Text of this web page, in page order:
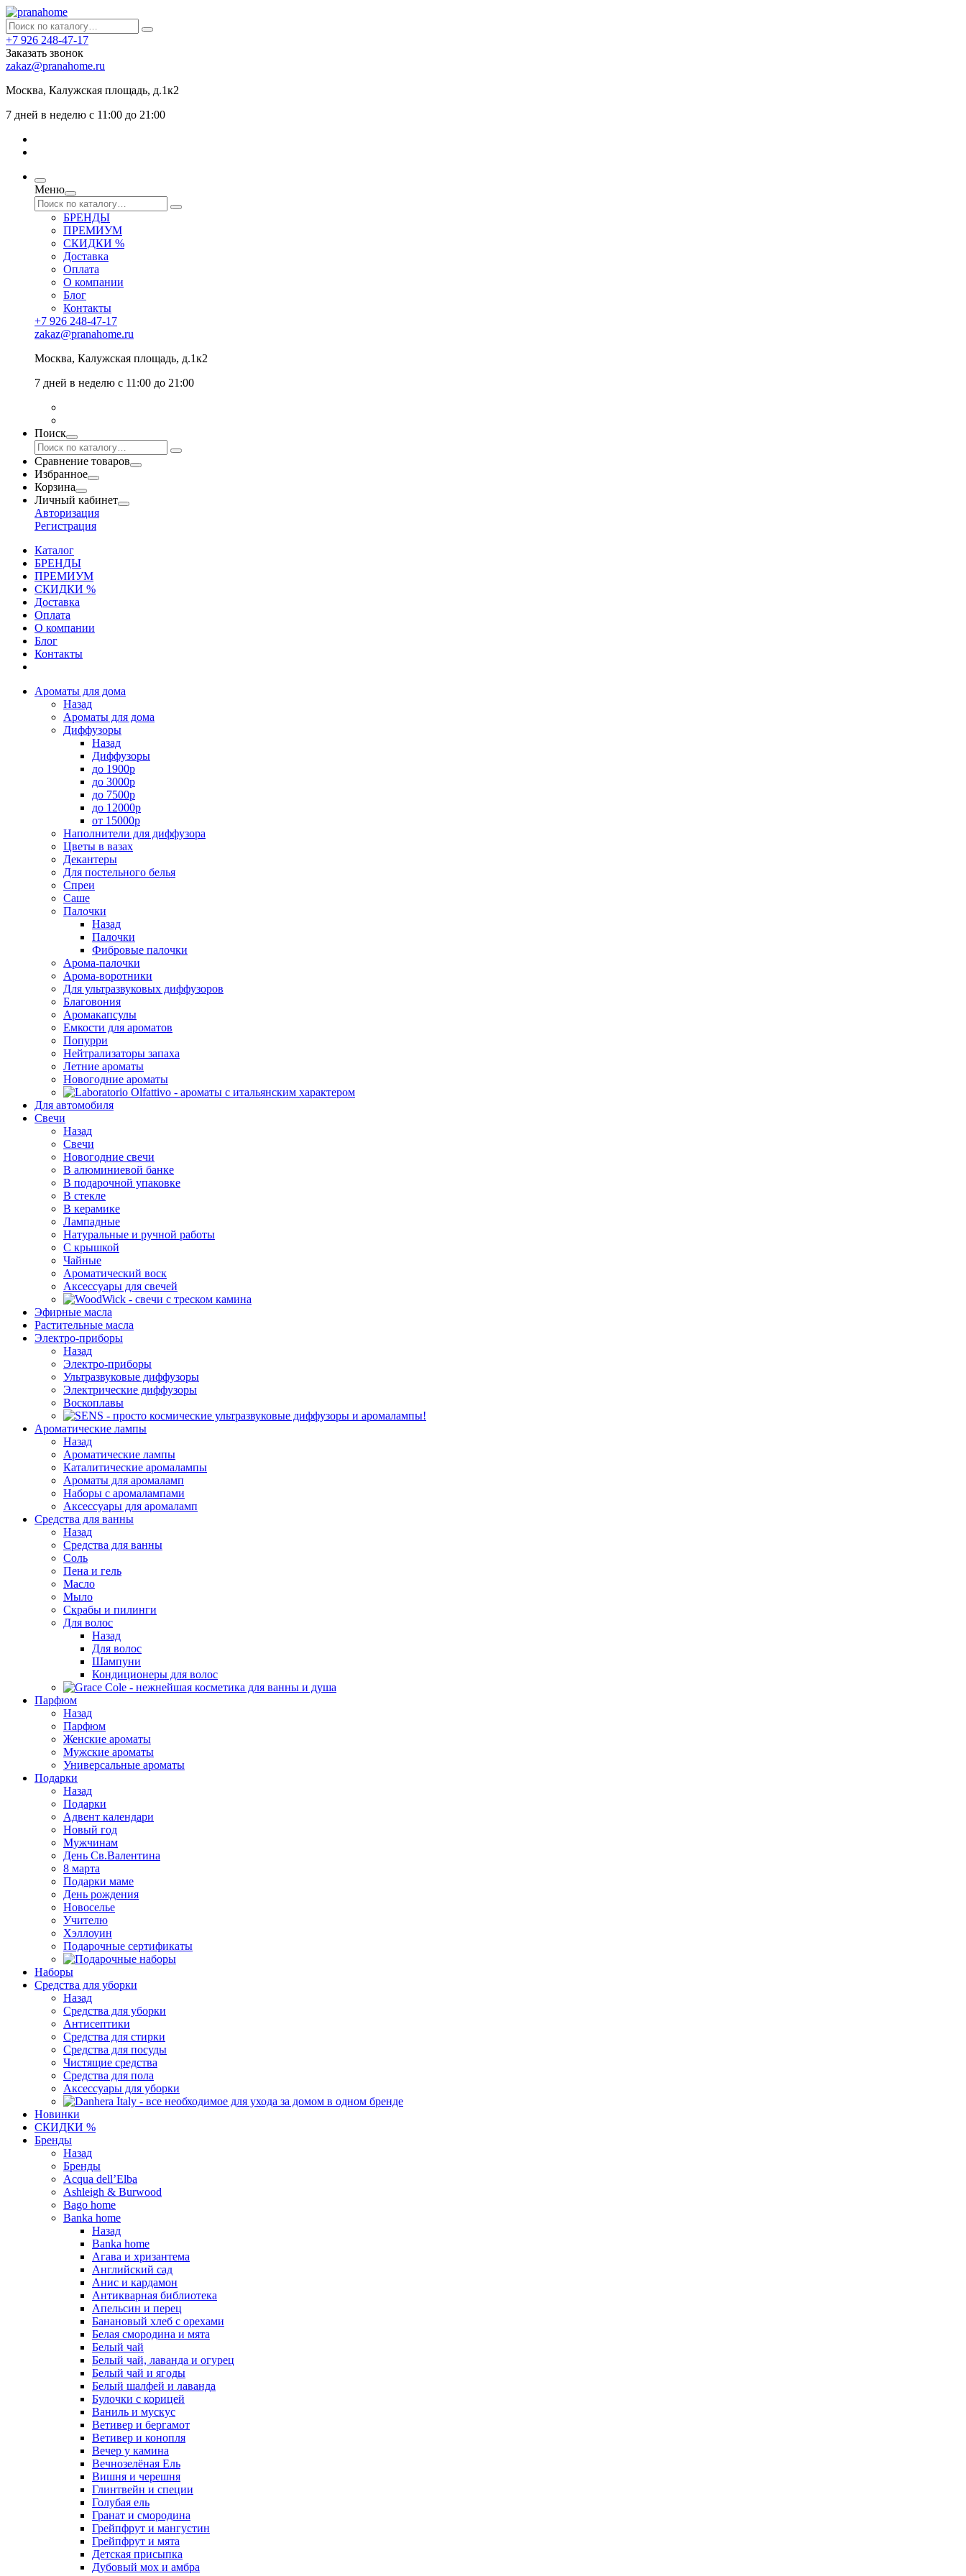
+7 926 248-47-17
Заказать звонок
zakaz@pranahome.ru
Москва, Калужская площадь, д.1к2
7 дней в неделю с 11:00 до 21:00
Меню
БРЕНДЫ
ПРЕМИУМ
СКИДКИ %
Доставка
Оплата
О компании
Блог
Контакты
+7 926 248-47-17
zakaz@pranahome.ru
Москва, Калужская площадь, д.1к2
7 дней в неделю с 11:00 до 21:00
Поиск
Сравнение товаров
Избранное
Корзина
Личный кабинет
Авторизация
Регистрация
Каталог
БРЕНДЫ
ПРЕМИУМ
СКИДКИ %
Доставка
Оплата
О компании
Блог
Контакты
Ароматы для дома
Назад
Ароматы для дома
Диффузоры
Назад
Диффузоры
до 1900р
до 3000р
до 7500р
до 12000р
от 15000р
Наполнители для диффузора
Цветы в вазах
Декантеры
Для постельного белья
Спреи
Саше
Палочки
Назад
Палочки
Фибровые палочки
Арома-палочки
Арома-воротники
Для ультразвуковых диффузоров
Благовония
Аромакапсулы
Емкости для ароматов
Попурри
Нейтрализаторы запаха
Летние ароматы
Новогодние ароматы
Для автомобиля
Свечи
Назад
Свечи
Новогодние свечи
В алюминиевой банке
В подарочной упаковке
В стекле
В керамике
Лампадные
Натуральные и ручной работы
С крышкой
Чайные
Ароматический воск
Аксессуары для свечей
Эфирные масла
Растительные масла
Электро-приборы
Назад
Электро-приборы
Ультразвуковые диффузоры
Электрические диффузоры
Воскоплавы
Ароматические лампы
Назад
Ароматические лампы
Каталитические аромалампы
Ароматы для аромаламп
Наборы с аромалампами
Аксессуары для аромаламп
Средства для ванны
Назад
Средства для ванны
Соль
Пена и гель
Масло
Мыло
Скрабы и пилинги
Для волос
Назад
Для волос
Шампуни
Кондиционеры для волос
Парфюм
Назад
Парфюм
Женские ароматы
Мужские ароматы
Универсальные ароматы
Подарки
Назад
Подарки
Адвент календари
Новый год
Мужчинам
День Св.Валентина
8 марта
Подарки маме
День рождения
Новоселье
Учителю
Хэллоуин
Подарочные сертификаты
Наборы
Средства для уборки
Назад
Средства для уборки
Антисептики
Средства для стирки
Средства для посуды
Чистящие средства
Средства для пола
Аксессуары для уборки
Новинки
СКИДКИ %
Бренды
Назад
Бренды
Acqua dell’Elba
Ashleigh & Burwood
Bago home
Banka home
Назад
Banka home
Агава и хризантема
Английский сад
Анис и кардамон
Антикварная библиотека
Апельсин и перец
Банановый хлеб с орехами
Белая смородина и мята
Белый чай
Белый чай, лаванда и огурец
Белый чай и ягоды
Белый шалфей и лаванда
Булочки с корицей
Ваниль и мускус
Ветивер и бергамот
Ветивер и конопля
Вечер у камина
Вечнозелёная Ель
Вишня и черешня
Глинтвейн и специи
Голубая ель
Гранат и смородина
Грейпфрут и мангустин
Грейпфрут и мята
Детская присыпка
Дубовый мох и амбра